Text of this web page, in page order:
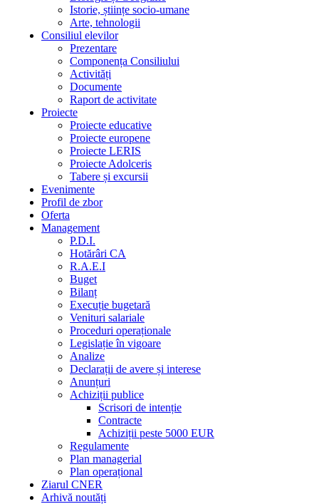
Istorie, științe socio-umane
Arte, tehnologii
Consiliul elevilor
Prezentare
Componența Consiliului
Activități
Documente
Raport de activitate
Proiecte
Proiecte educative
Proiecte europene
Proiecte LERIS
Proiecte Adolceris
Tabere și excursii
Evenimente
Profil de zbor
Oferta
Management
P.D.I.
Hotărâri CA
R.A.E.I
Buget
Bilanț
Execuție bugetară
Venituri salariale
Proceduri operaționale
Legislație în vigoare
Analize
Declarații de avere și interese
Anunțuri
Achiziții publice
Scrisori de intenție
Contracte
Achiziții peste 5000 EUR
Regulamente
Plan managerial
Plan operațional
Ziarul CNER
Arhivă noutăți